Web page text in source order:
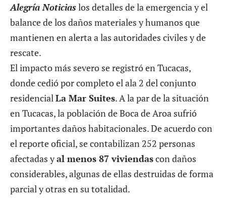
Alegría Noticiaslos detalles de la emergencia y el
balance de los daños materiales y humanos que
mantienen en alerta a las autoridades civiles y de
rescate.
El impacto más severo se registró en Tucacas,
donde cedió por completo el ala 2 del conjunto
residencialLa Mar Suites. A la par de la situación
en Tucacas, la población de Boca de Aroa sufrió
importantes daños habitacionales. De acuerdo con
el reporte oficial, se contabilizan 252 personas
afectadas yal menos 87 viviendascon daños
considerables, algunas de ellas destruidas de forma
parcial y otras en su totalidad.